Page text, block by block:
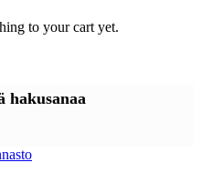
to your cart yet.
hakusanaa